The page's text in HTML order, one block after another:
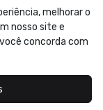
melhorar o
nosso site e
concorda com